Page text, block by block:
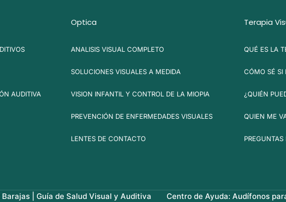
AUDITIVA
Optica
ANALISIS VISUAL COMPLETO
SOLUCIONES VISUALES A MEDIDA
VISION INFANTIL Y CONTROL DE LA MIOPIA
PREVENCIÓN DE ENFERMEDADES VISUALES
LENTES DE CONTACTO
Terapia
QUÉ ES LA
CÓMO SÉ SI
¿QUIÉN
QUIEN ME
| Guía de Salud Visual y Auditiva
Centro de Ayuda: Audífonos